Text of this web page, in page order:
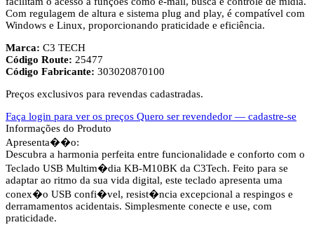
Com regulagem de altura e sistema plug and play, é compatível com
Windows e Linux, proporcionando praticidade e eficiência.
Marca: C3 TECH
Código Route: 25477
Código Fabricante: 303020870100
Preços exclusivos para revendas cadastradas.
Faça login para ver os preços Quero ser revendedor — cadastre-se
Informações do Produto
Apresenta��o:
Descubra a harmonia perfeita entre funcionalidade e conforto com o
Teclado USB Multim�dia KB-M10BK da C3Tech. Feito para se
adaptar ao ritmo da sua vida digital, este teclado apresenta uma
conex�o USB confi�vel, resist�ncia excepcional a respingos e
derramamentos acidentais. Simplesmente conecte e use, com
praticidade.